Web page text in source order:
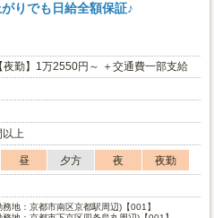
りでも日給全額保証♪
夜勤】1万2550円～ ＋交通費一部支給
以上
昼 夕方 夜
夜勤
地：京都市南区京都駅周辺)【001】